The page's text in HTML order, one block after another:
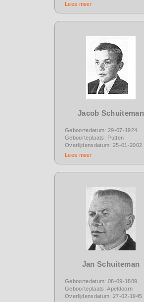
Lees meer
Jacob Schuiteman
Geboortedatum: 29-07-1924
Geboorteplaats: Putten
Overlijdensdatum: 25-01-2002
Lees meer
Jan Schuiteman
Geboortedatum: 08-09-1889
Geboorteplaats: Apeldoorn
Overlijdensdatum: 27-02-1945